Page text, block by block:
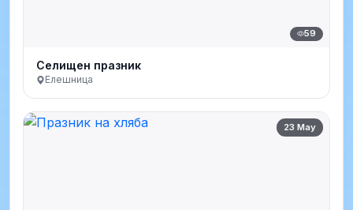
59
Селищен празник
Елешница
23 May